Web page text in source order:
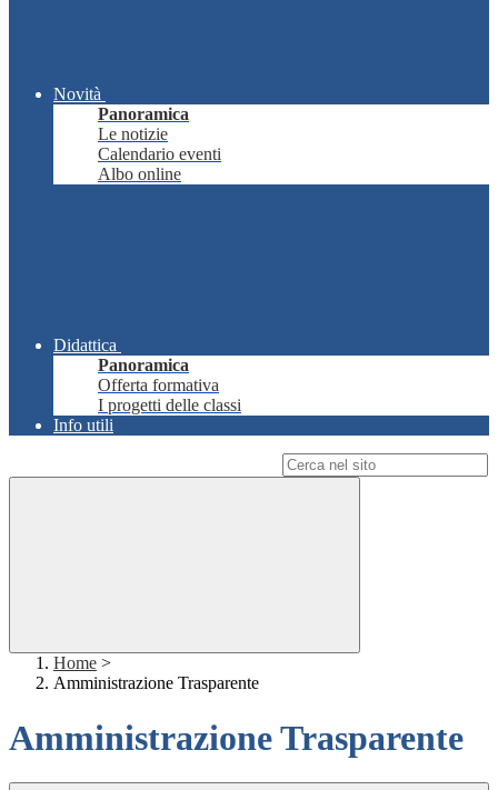
Novità
Panoramica
Le notizie
Calendario eventi
Albo online
Didattica
Panoramica
Offerta formativa
I progetti delle classi
Info utili
Home >
Amministrazione Trasparente
Amministrazione Trasparente